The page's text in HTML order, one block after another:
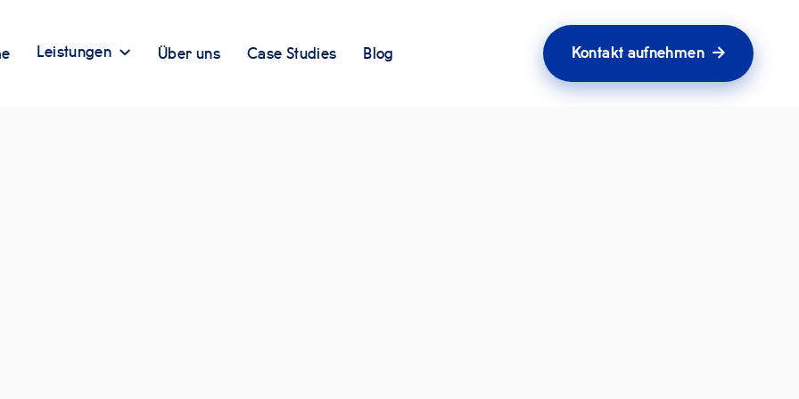
Leistungen  Über uns Case Studies Blog Kontakt aufnehmen 